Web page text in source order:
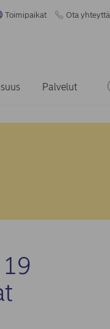
Toimipaikat Ota yhteyttä
Palvelut